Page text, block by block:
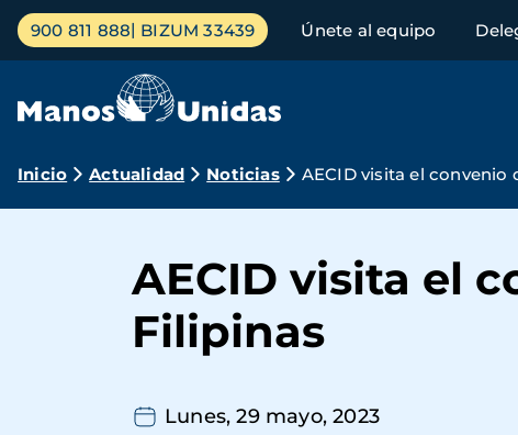
Pasar
contenido
Menú
principal
900 811 888 BIZUM 33439 Únete al equipo
Ruta
navegación
Inicio Actualidad Noticias AECID visita el convenio
AECID visita el
Filipinas
Lunes, 29 mayo, 2023